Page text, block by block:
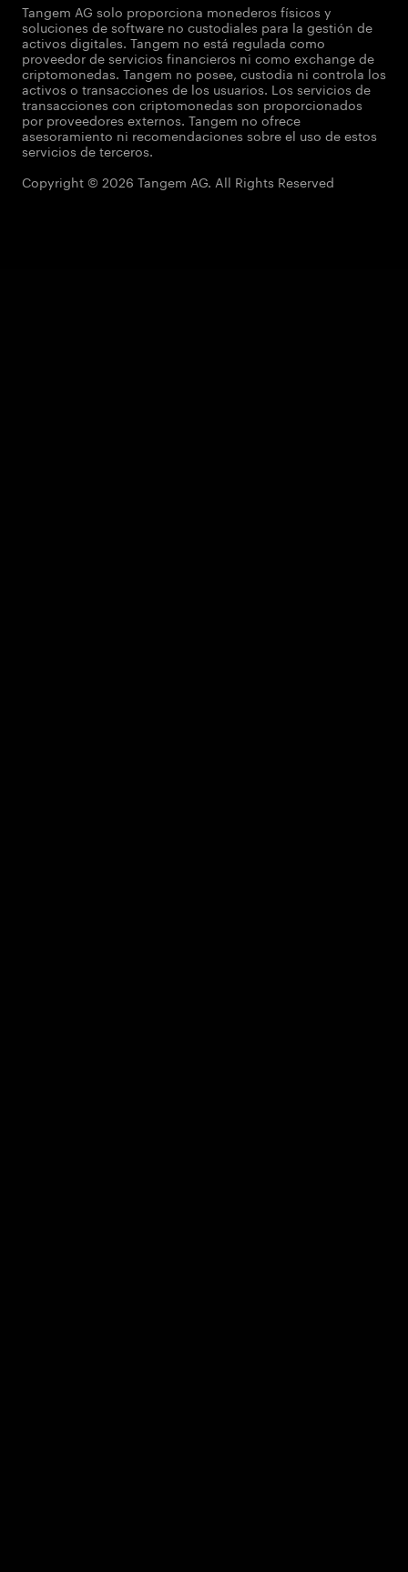
Tangem AG solo proporciona monederos físicos y
soluciones de software no custodiales para la gestión de
activos digitales. Tangem no está regulada como
proveedor de servicios financieros ni como exchange de
criptomonedas. Tangem no posee, custodia ni controla los
activos o transacciones de los usuarios. Los servicios de
transacciones con criptomonedas son proporcionados
por proveedores externos. Tangem no ofrece
asesoramiento ni recomendaciones sobre el uso de estos
servicios de terceros.